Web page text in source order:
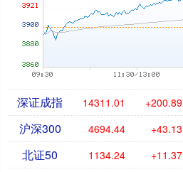
深证成指 14311.01 +200.89
沪深300 4694.44 +43.13
北证50 1134.24 +11.37